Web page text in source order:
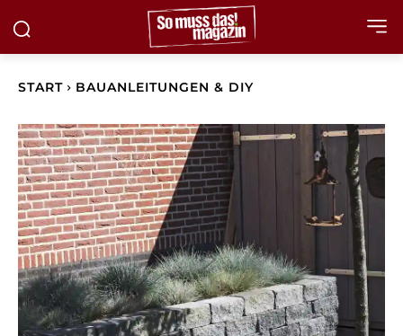
START BAUANLEITUNGEN & DIY